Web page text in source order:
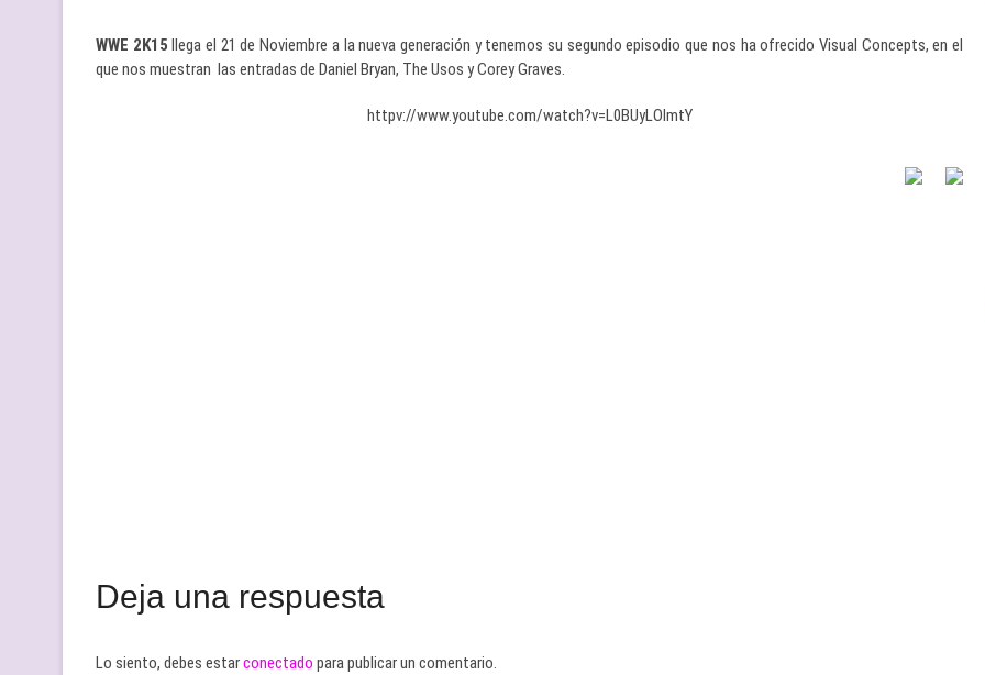
WWE 2K15 llega el 21 de Noviembre a la nueva generación y tenemos su segundo episodio que nos ha ofrecido Visual Concepts, en el
que nos muestran las entradas de Daniel Bryan, The Usos y Corey Graves.
httpv://www.youtube.com/watch?v=L0BUyLOlmtY
Deja una respuesta
Lo siento, debes estarconectado para publicar un comentario.